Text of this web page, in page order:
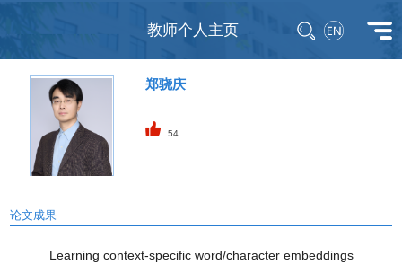
教师个人主页
郑骁庆
54
论文成果
Learning context-specific word/character embeddings